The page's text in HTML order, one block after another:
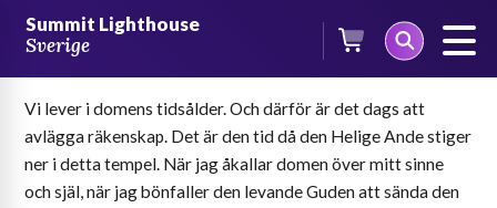
Summit Lighthouse
Sverige
Detta är domens tidsålder
Vi lever i domens tidsålder. Och därför är det dags att
avlägga räkenskap. Det är den tid då den Helige Ande stiger
ner i detta tempel. När jag åkallar domen över mitt sinne
och själ, när jag bönfaller den levande Guden att sända den